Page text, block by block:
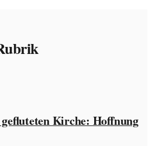
Kirche: Hoffnung